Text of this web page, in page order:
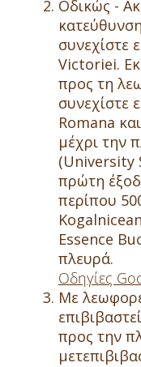
Οδικώς -
συνεχίστε
Victoriei.
προς τη
συνεχίστε
Romana
μέχρι την
(University
πρώτη
περίπου
Essence
πλευρά.
Οδηγίες
Με
προς την